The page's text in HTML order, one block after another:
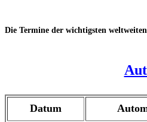
Die Termine der wichtigsten weltweiten
Datum